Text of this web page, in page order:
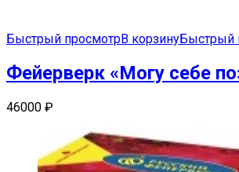
Быстрый просмотрВ корзинуБыстрый
Фейерверк «Могу себе
46000 ₽